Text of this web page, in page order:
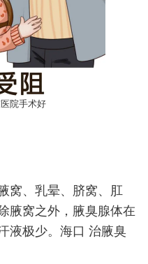
院手术好
、乳晕、脐窝、肛
腋窝之外，腋臭腺体在
液极少。海口 治腋臭